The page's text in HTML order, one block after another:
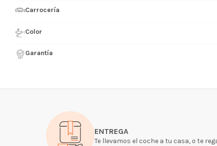
ENTREGA
Te llevamos el coche a tu casa, o te
Carrocería
Color
Garantía